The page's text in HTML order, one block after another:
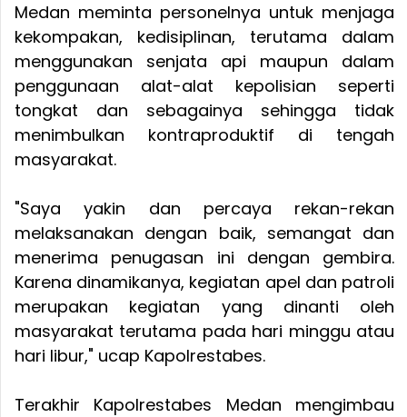
Medan meminta personelnya untuk menjaga
kekompakan, kedisiplinan, terutama dalam
menggunakan senjata api maupun dalam
penggunaan alat-alat kepolisian seperti
tongkat dan sebagainya sehingga tidak
menimbulkan kontraproduktif di tengah
masyarakat.
"Saya yakin dan percaya rekan-rekan
melaksanakan dengan baik, semangat dan
menerima penugasan ini dengan gembira.
Karena dinamikanya, kegiatan apel dan patroli
merupakan kegiatan yang dinanti oleh
masyarakat terutama pada hari minggu atau
hari libur," ucap Kapolrestabes.
Terakhir Kapolrestabes Medan mengimbau